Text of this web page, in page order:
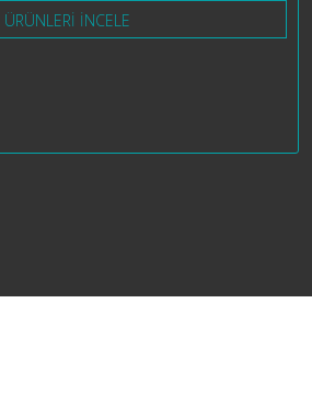
ÜRÜNLERİ İNCELE